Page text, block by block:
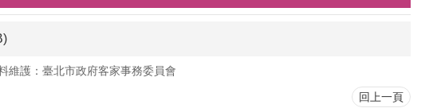
維護：臺北市政府客家事務委員會
回上一頁